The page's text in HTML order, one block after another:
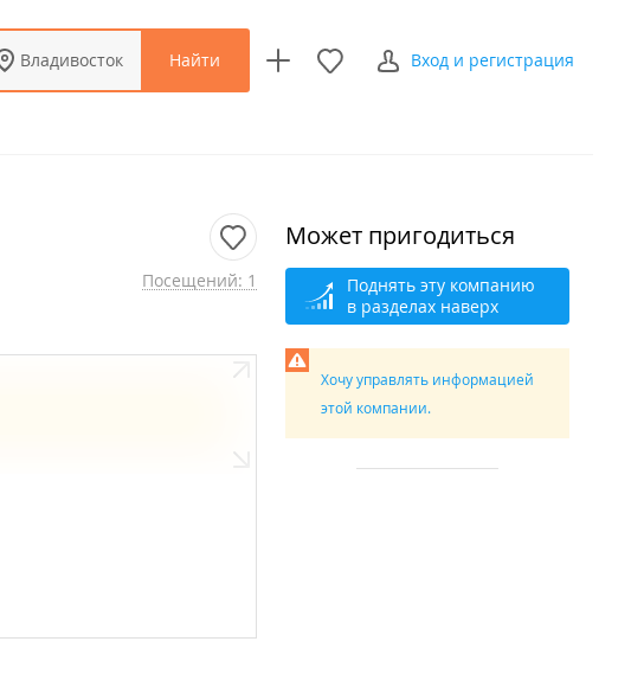
Владивосток Найти Вход и регистрация
Посещений: 1
Может пригодиться
Поднять эту компанию
в разделах наверх
Хочу управлять информацией
этой компании.